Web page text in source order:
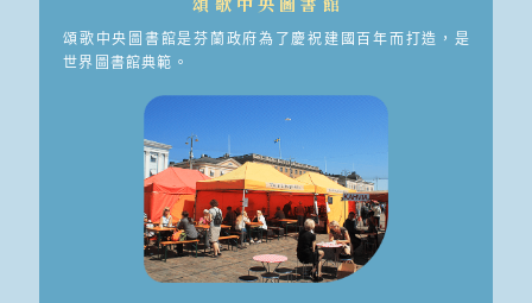
頌歌中央圖書館是芬蘭政府為了慶祝建國百年而打造，是
世界圖書館典範。